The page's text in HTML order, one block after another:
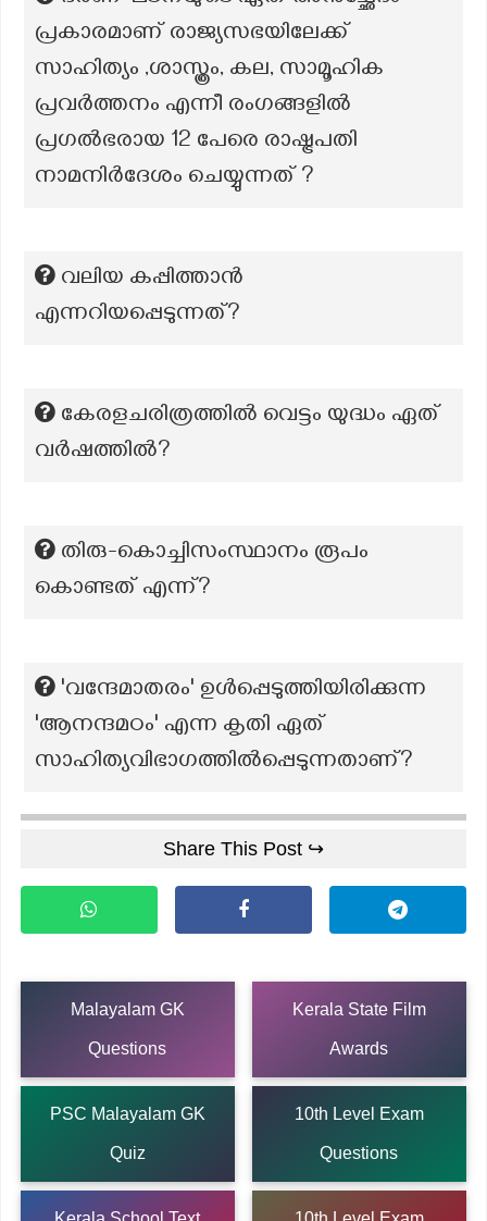
പ്രകാരമാണ് രാജ്യസഭയിലേക്ക്
സാഹിത്യം ,ശാസ്ത്രം, കല, സാമൂഹിക
പ്രവർത്തനം എന്നീ രംഗങ്ങളിൽ
പ്രഗൽഭരായ 12 പേരെ രാഷ്ട്രപതി
നാമനിർദേശം ചെയ്യുന്നത് ?
വലിയ കപ്പിത്താൻ
എന്നറിയപ്പെടുന്നത്?
കേരളചരിത്രത്തിൽ വെട്ടം യുദ്ധം ഏത്
വർഷത്തിൽ?
തിരു-കൊച്ചിസംസ്ഥാനം രൂപം
കൊണ്ടത് എന്ന്?
'വന്ദേമാതരം' ഉൾപ്പെടുത്തിയിരിക്കുന്ന
'ആനന്ദമഠം' എന്ന കൃതി ഏത്
സാഹിത്യവിഭാഗത്തിൽപ്പെടുന്നതാണ്?
Share This Post ↪
Malayalam GK
Questions
Kerala State Film
Awards
PSC Malayalam GK
Quiz
10th Level Exam
Questions